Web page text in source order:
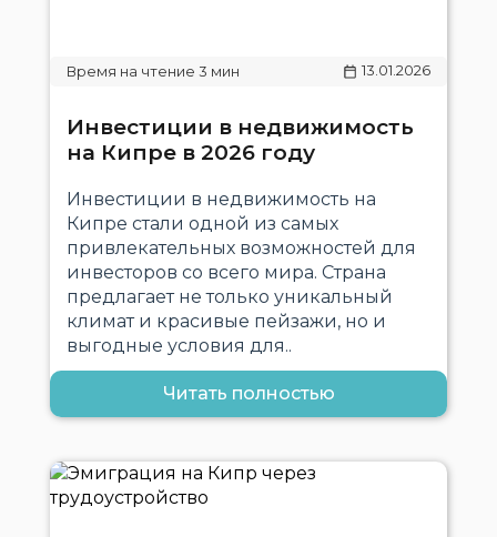
13.01.2026
Инвестиции в недвижимость
на Кипре в 2026 году
Инвестиции в недвижимость на
Кипре стали одной из самых
привлекательных возможностей для
инвесторов со всего мира. Страна
предлагает не только уникальный
климат и красивые пейзажи, но и
выгодные условия для..
Читать полностью